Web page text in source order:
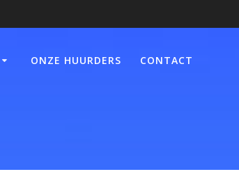
ONZE HUURDERS CONTACT